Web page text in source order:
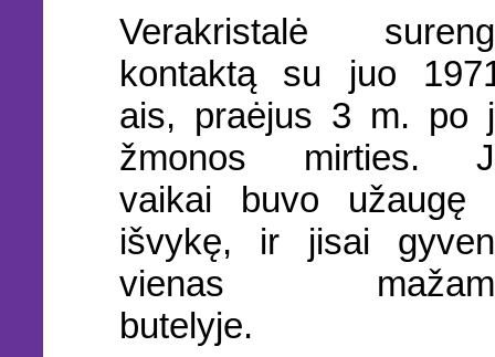
Verakristalė
kontaktą su juo
ais, praėjus 3 m. po
žmonos mirties.
vaikai buvo užaugę
išvykę, ir jisai
vienas
butelyje.